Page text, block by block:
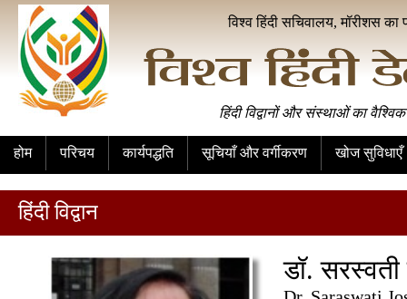
विश्व हिंदी सचिवालय, मॉरीशस का
हिंदी विद्वानों और संस्थाओं का
होम परिचय कार्यपद्धति सूचियाँ और वर्गीकरण खोज सुविधाएँ
हिंदी विद्वान
डॉ. सरस्वती